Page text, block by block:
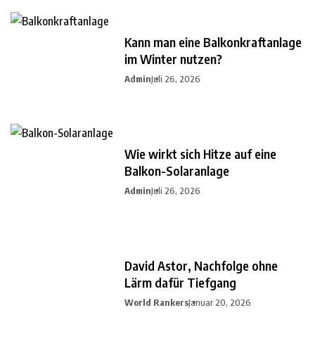
Kann man eine Balkonkraftanlage
im Winter nutzen?
AdminJuli 26, 2026
Wie wirkt sich Hitze auf eine
Balkon-Solaranlage
AdminJuli 26, 2026
David Astor, Nachfolge ohne
Lärm dafür Tiefgang
World RankersJanuar 20, 2026